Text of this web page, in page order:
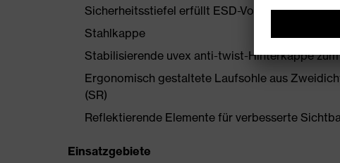
Sicherheitsstiefel erfüllt ESD-Vorgaben mit
Stahlkappe
Stabilisierende uvex anti-twist-Hinterkappe
Ergonomisch gestaltete Laufsohle aus
(SR)
Reflektierende Elemente für verbesserte
Einsatzgebiete